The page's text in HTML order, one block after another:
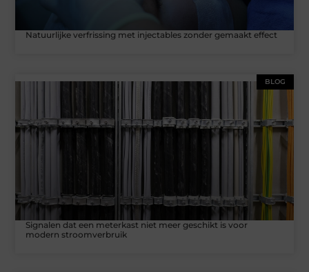
Natuurlijke verfrissing met injectables zonder gemaakt effect
BLOG
Signalen dat een meterkast niet meer geschikt is voor
modern stroomverbruik